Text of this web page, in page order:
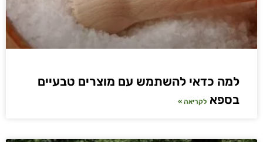
למה כדאי להשתמש עם מוצרים טבעיים
בספא לקריאה »